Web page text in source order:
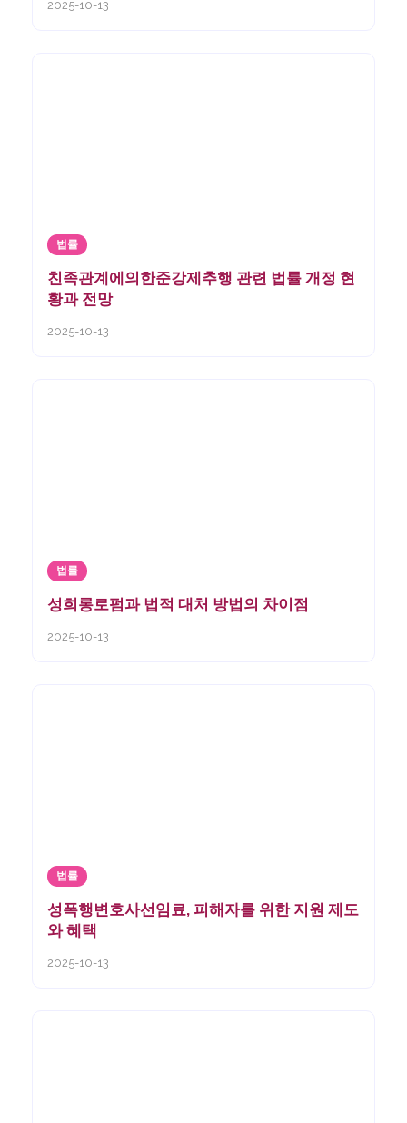
2025-10-13
법률
친족관계에의한준강제추행 관련 법률 개정 현
황과 전망
2025-10-13
법률
성희롱로펌과 법적 대처 방법의 차이점
2025-10-13
법률
성폭행변호사선임료, 피해자를 위한 지원 제도
와 혜택
2025-10-13